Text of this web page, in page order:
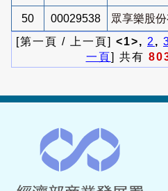
50 00029538
眾享樂股
[第一頁 / 上一頁] <1>, 2 ,
一頁] 共有